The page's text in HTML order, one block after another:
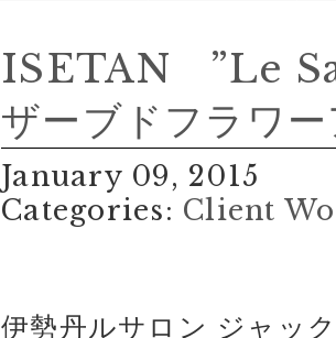
Client Works
Gift Flower
ISETAN ”Le
ザーブドフラワ
January 09, 2015
Categories: Client
伊勢丹ルサロン ジャッ